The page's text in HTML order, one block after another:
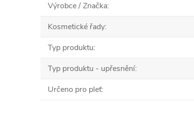
Výrobce / Značka:
Kosmetické řady:
Typ produktu:
Typ produktu - upřesnění:
Určeno pro pleť: